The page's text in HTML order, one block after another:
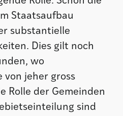
Staatsaufbau
substantielle
Dies gilt noch
wo
von jeher gross
Rolle der Gemeinden
sind